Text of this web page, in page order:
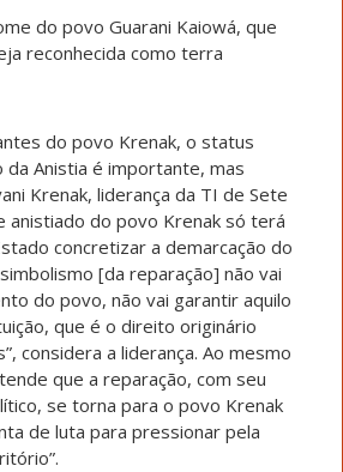
do povo Guarani Kaiowá, que
reconhecida como terra
do povo Krenak, o status
da Anistia é importante, mas
Krenak, liderança da TI de Sete
anistiado do povo Krenak só terá
concretizar a demarcação do
[da reparação] não vai
do povo, não vai garantir aquilo
que é o direito originário
considera a liderança. Ao mesmo
que a reparação, com seu
se torna para o povo Krenak
de luta para pressionar pela